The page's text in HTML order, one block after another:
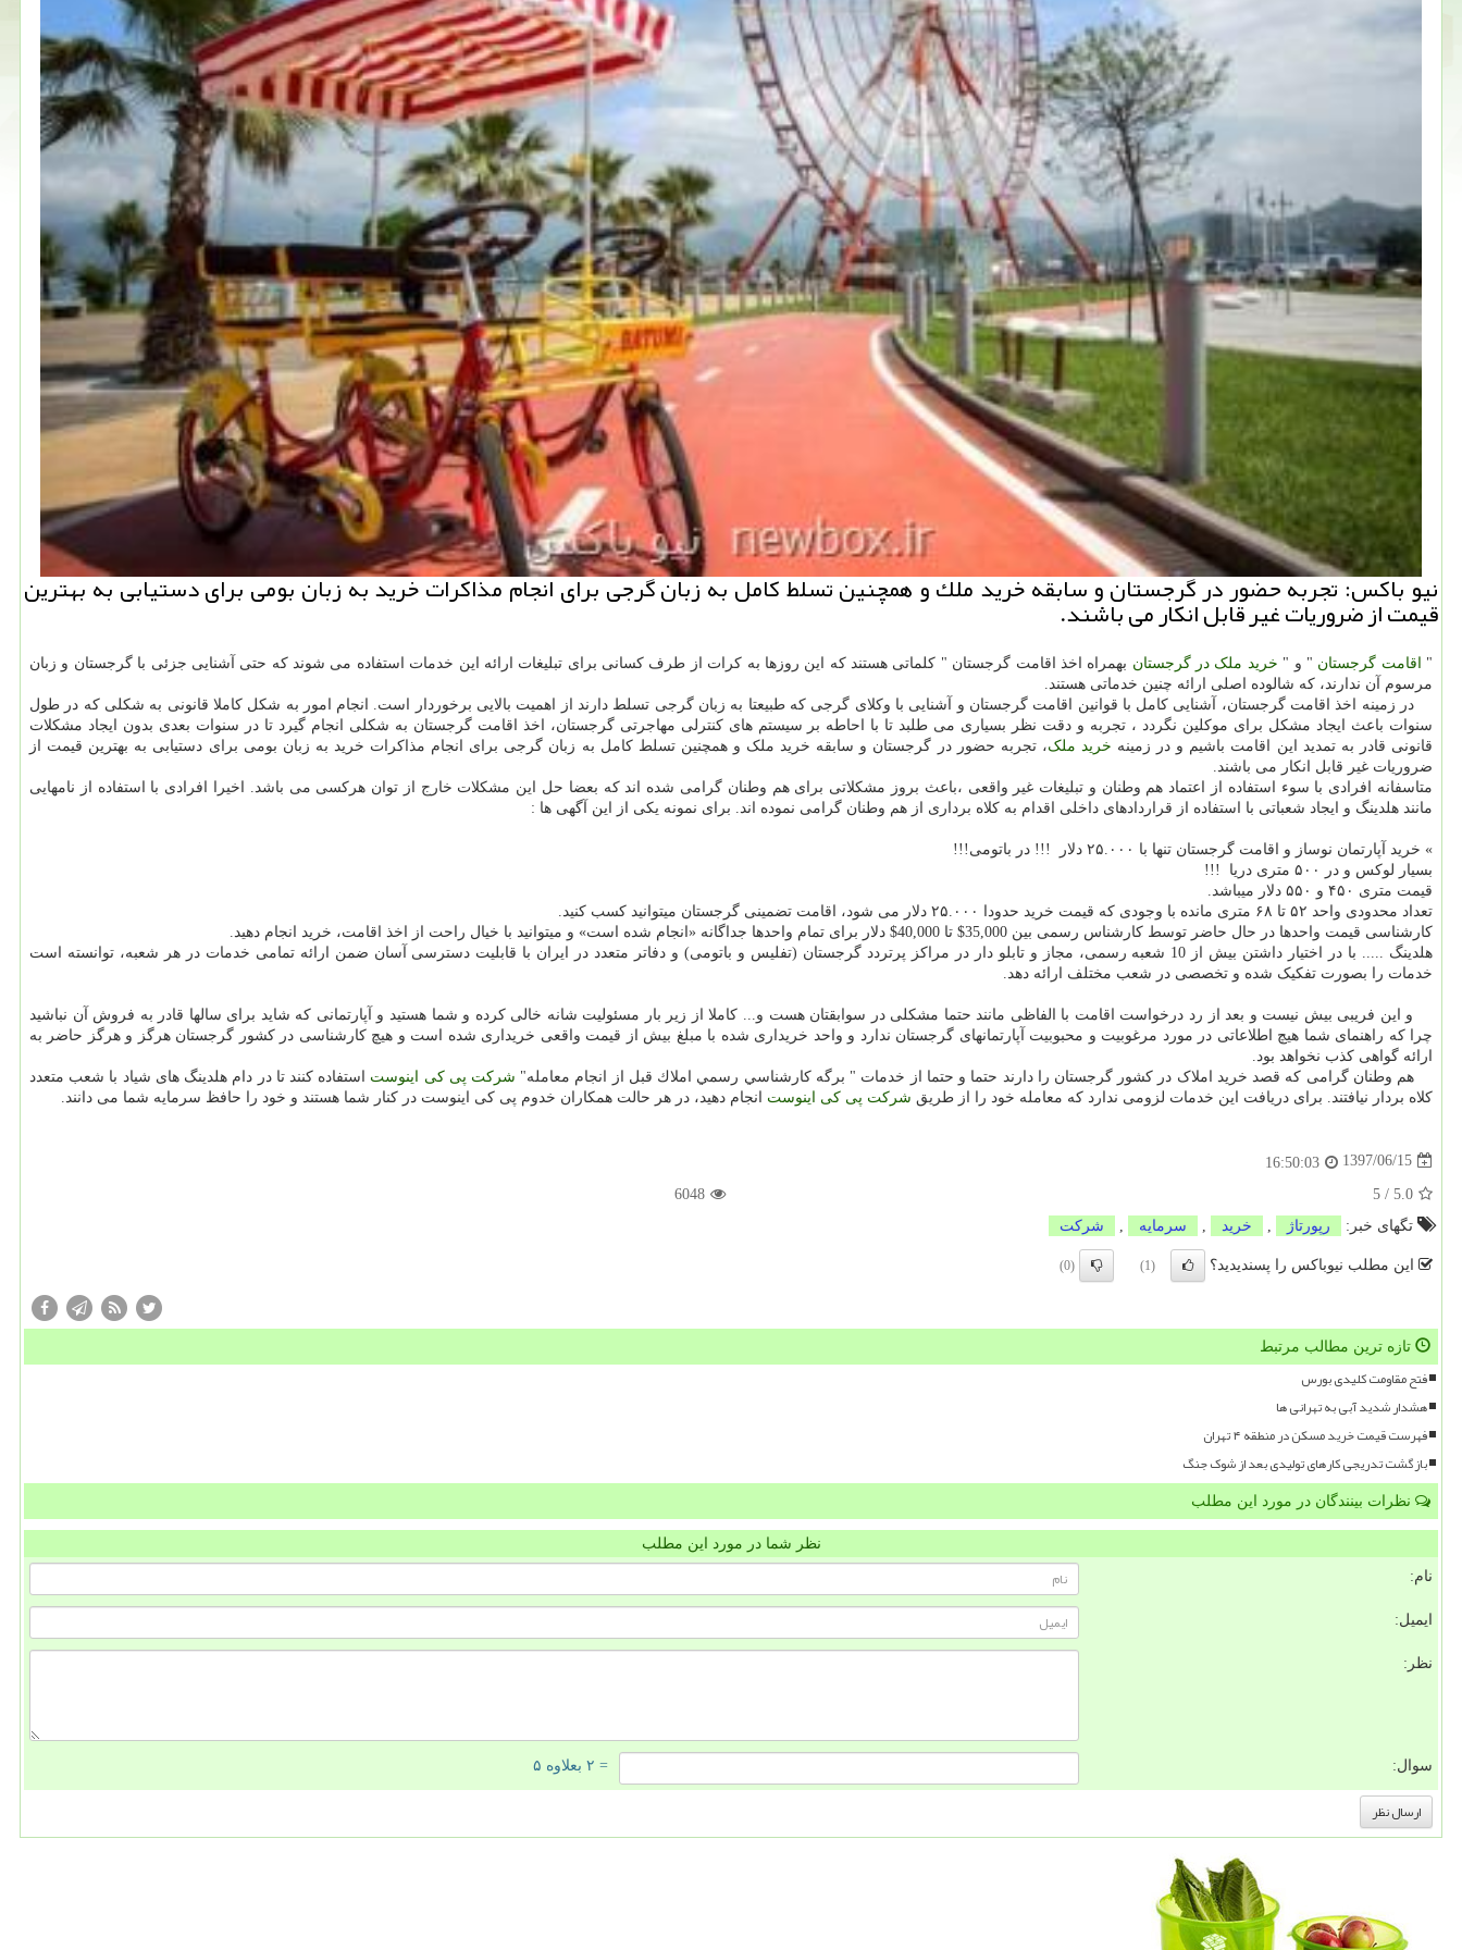
نیو باكس: تجربه حضور در گرجستان و سابقه خرید ملك و همچنین تسلط كامل به زبان گرجی برای انجام مذاكرات خرید به زبان بومی برای دستیابی به بهترین
قیمت از ضروریات غیر قابل انكار می باشند.
" اقامت گرجستان " و " خرید ملک در گرجستان بهمراه اخذ اقامت گرجستان " کلماتی هستند که این روزها به کرات از طرف کسانی برای تبلیغات ارائه این خدمات استفاده می شوند که حتی آشنایی جزئی با گرجستان و زبان
مرسوم آن ندارند، که شالوده اصلی ارائه چنین خدماتی هستند.
در زمینه اخذ اقامت گرجستان، آشنایی کامل با قوانین اقامت گرجستان و آشنایی با وکلای گرجی که طبیعتا به زبان گرجی تسلط دارند از اهمیت بالایی برخوردار است. انجام امور به شکل کاملا قانونی به شکلی که در طول
سنوات باعث ایجاد مشکل برای موکلین نگردد ، تجربه و دقت نظر بسیاری می طلبد تا با احاطه بر سیستم های کنترلی مهاجرتی گرجستان، اخذ اقامت گرجستان به شکلی انجام گیرد تا در سنوات بعدی بدون ایجاد مشکلات
قانونی قادر به تمدید این اقامت باشیم و در زمینه خرید ملک، تجربه حضور در گرجستان و سابقه خرید ملک و همچنین تسلط کامل به زبان گرجی برای انجام مذاکرات خرید به زبان بومی برای دستیابی به بهترین قیمت از
ضروریات غیر قابل انکار می باشند.
متاسفانه افرادی با سوء استفاده از اعتماد هم وطنان و تبلیغات غیر واقعی ،باعث بروز مشکلاتی برای هم وطنان گرامی شده اند که بعضا حل این مشکلات خارج از توان هرکسی می باشد. اخیرا افرادی با استفاده از نامهایی
مانند هلدینگ و ایجاد شعباتی با استفاده از قراردادهای داخلی اقدام به کلاه برداری از هم وطنان گرامی نموده اند. برای نمونه یکی از این آگهی ها :
» خرید آپارتمان نوساز و اقامت گرجستان تنها با ۲۵.۰۰۰ دلار !!! در باتومی!!!
بسیار لوکس و در ۵۰۰ متری دریا !!!
قیمت متری ۴۵۰ و ۵۵۰ دلار میباشد.
تعداد محدودی واحد ۵۲ تا ۶۸ متری مانده با وجودی که قیمت خرید حدودا ۲۵.۰۰۰ دلار می شود، اقامت تضمینی گرجستان میتوانید کسب کنید.
کارشناسی قیمت واحدها در حال حاضر توسط کارشناس رسمی بین 35,000$ تا 40,000$ دلار برای تمام واحدها جداگانه «انجام شده است» و میتوانید با خیال راحت از اخذ اقامت، خرید انجام دهید.
هلدینگ ..... با در اختیار داشتن بیش از 10 شعبه رسمی، مجاز و تابلو دار در مراکز پرتردد گرجستان (تفلیس و باتومی) و دفاتر متعدد در ایران با قابلیت دسترسی آسان ضمن ارائه تمامی خدمات در هر شعبه، توانسته است
خدمات را بصورت تفکیک شده و تخصصی در شعب مختلف ارائه دهد.
و این فریبی بیش نیست و بعد از رد درخواست اقامت با الفاظی مانند حتما مشکلی در سوابقتان هست و... کاملا از زیر بار مسئولیت شانه خالی کرده و شما هستید و آپارتمانی که شاید برای سالها قادر به فروش آن نباشید
چرا که راهنمای شما هیچ اطلاعاتی در مورد مرغوبیت و محبوبیت آپارتمانهای گرجستان ندارد و واحد خریداری شده با مبلغ بیش از قیمت واقعی خریداری شده است و هیچ کارشناسی در کشور گرجستان هرگز و هرگز حاضر به
ارائه گواهی کذب نخواهد بود.
هم وطنان گرامی که قصد خرید املاک در کشور گرجستان را دارند حتما و حتما از خدمات " برگه كارشناسي رسمي املاك قبل از انجام معامله" شرکت پی کی اینوست استفاده کنند تا در دام هلدینگ های شیاد با شعب متعدد
کلاه بردار نیافتند. برای دریافت این خدمات لزومی ندارد که معامله خود را از طریق شرکت پی کی اینوست انجام دهید، در هر حالت همکاران خدوم پی کی اینوست در کنار شما هستند و خود را حافظ سرمایه شما می دانند.
1397/06/15
16:50:03
5.0
/
5
6048
تگهای خبر:
رپورتاژ خرید سرمایه شركت
این مطلب نیوباکس را پسندیدید؟ (1)
(0)
تازه ترین مطالب مرتبط
فتح مقاومت کلیدی بورس
هشدار شدید آبی به تهرانی ها
فهرست قیمت خرید مسکن در منطقه ۴ تهران
بازگشت تدریجی کارهای تولیدی بعد از شوک جنگ
نظرات بینندگان در مورد این مطلب
نظر شما در مورد این مطلب
نام:
ایمیل:
نظر:
سوال: = ۲ بعلاوه ۵